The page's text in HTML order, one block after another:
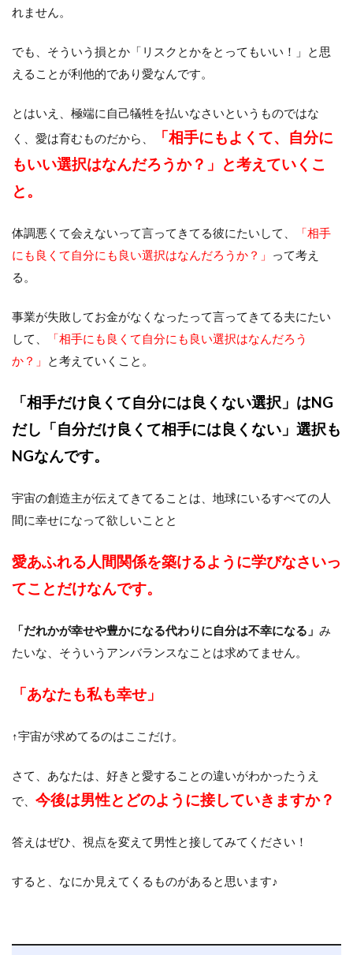
れません。
でも、そういう損とか「リスクとかをとってもいい！」と思
えることが利他的であり愛なんです。
とはいえ、極端に自己犠牲を払いなさいというものではな
く、愛は育むものだから、
「相手にもよくて、自分に
もいい選択はなんだろうか？」と考えていくこ
と。
体調悪くて会えないって言ってきてる彼にたいして、
「相手
にも良くて自分にも良い選択はなんだろうか？」
って考え
る。
事業が失敗してお金がなくなったって言ってきてる夫にたい
して、
「相手にも良くて自分にも良い選択はなんだろう
か？」
と考えていくこと。
「相手だけ良くて自分には良くない選択」はNG
だし 「自分だけ良くて相手には良くない」選択も
NGなんです。
宇宙の創造主が伝えてきてることは、地球にいるすべての人
間に幸せになって欲しいことと
愛あふれる人間関係を築けるように学びなさいっ
てことだけなんです。
「だれかが幸せや豊かになる代わりに自分は不幸になる」 み
たいな、そういうアンバランスなことは求めてません。
「あなたも私も幸せ」
↑宇宙が求めてるのはここだけ。
さて、あなたは、好きと愛することの違いがわかったうえ
で、 今後は男性とどのように接していきますか？
答えはぜひ、視点を変えて男性と接してみてください！
すると、なにか見えてくるものがあると思います♪